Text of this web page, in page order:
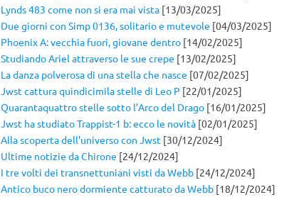
Lynds 483 come non si era mai vista[13/03/2025]
Due giorni con Simp 0136, solitario e mutevole [04/03/2025]
Phoenix A: vecchia fuori, giovane dentro[14/02/2025]
Studiando Ariel attraverso le sue crepe [13/02/2025]
La danza polverosa di una stella che nasce [07/02/2025]
Jwst cattura quindicimila stelle di Leo P [22/01/2025]
Quarantaquattro stelle sotto l’Arco del Drago[16/01/2025]
Jwst ha studiato Trappist-1 b: ecco le novità[02/01/2025]
Alla scoperta dell’universo con Jwst [30/12/2024]
Ultime notizie da Chirone [24/12/2024]
I tre volti dei transnettuniani visti da Webb[24/12/2024]
Antico buco nero dormiente catturato da Webb[18/12/2024]